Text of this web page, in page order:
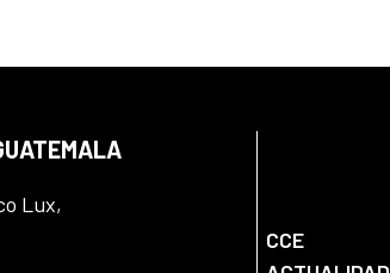
Lux,
CCE